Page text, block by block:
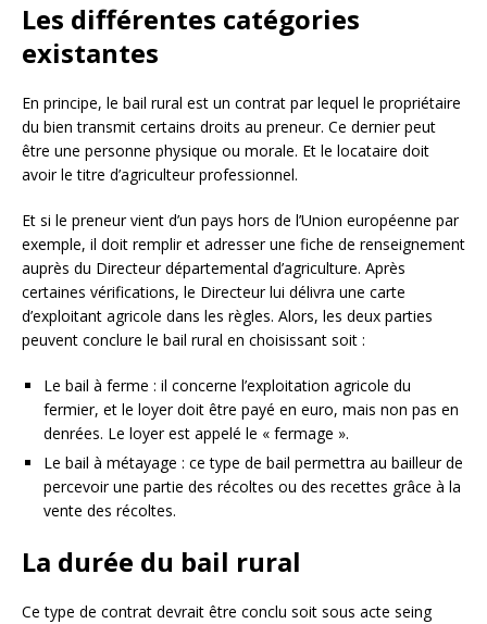
Les différentes catégories
existantes
En principe, le bail rural est un contrat par lequel le propriétaire
du bien transmit certains droits au preneur. Ce dernier peut
être une personne physique ou morale. Et le locataire doit
avoir le titre d’agriculteur professionnel.
Et si le preneur vient d’un pays hors de l’Union européenne par
exemple, il doit remplir et adresser une fiche de renseignement
auprès du Directeur départemental d’agriculture. Après
certaines vérifications, le Directeur lui délivra une carte
d’exploitant agricole dans les règles. Alors, les deux parties
peuvent conclure le bail rural en choisissant soit :
Le bail à ferme : il concerne l’exploitation agricole du
fermier, et le loyer doit être payé en euro, mais non pas en
denrées. Le loyer est appelé le « fermage ».
Le bail à métayage : ce type de bail permettra au bailleur de
percevoir une partie des récoltes ou des recettes grâce à la
vente des récoltes.
La durée du bail rural
Ce type de contrat devrait être conclu soit sous acte seing